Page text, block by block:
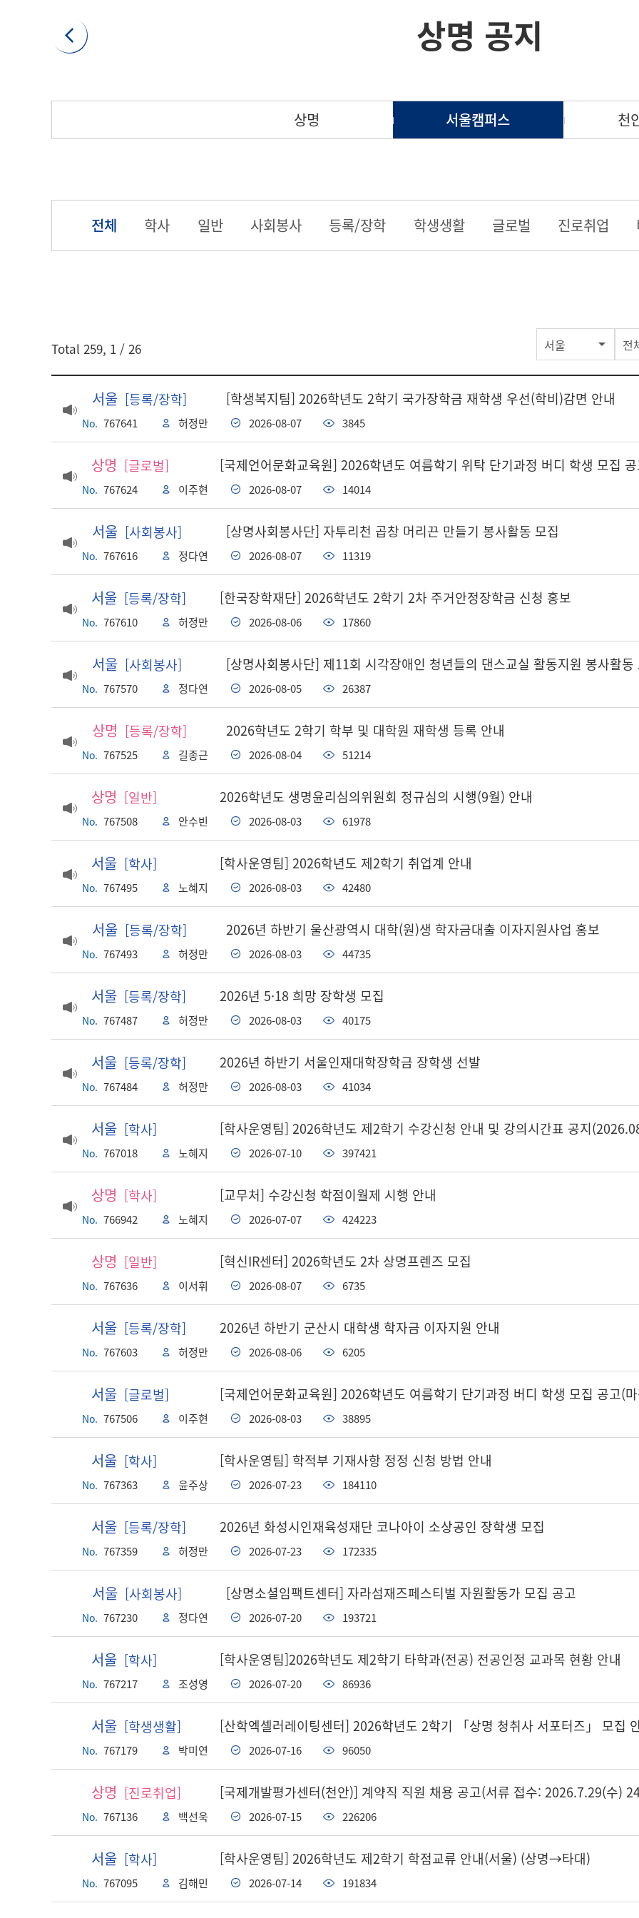
상명 공지
상명 서울캠퍼스 천
전체 학사 일반 사회봉사 등록/장학 학생생활 글로벌 진로취업
서울 전
Total 259, 1 / 26
서울 [등록/장학] [학생복지팀] 2026학년도 2학기 국가장학금 재학생 우선(학비)감면 안내
No. 767641 허정만 2026-08-07 3845
상명 [글로벌] [국제언어문화교육원] 2026학년도 여름학기 위탁 단기과정 버디 학생 모집
No. 767624 이주현 2026-08-07 14014
서울 [사회봉사] [상명사회봉사단] 자투리천 곱창 머리끈 만들기 봉사활동 모집
No. 767616 정다연 2026-08-07 11319
서울 [등록/장학] [한국장학재단] 2026학년도 2학기 2차 주거안정장학금 신청 홍보
No. 767610 허정만 2026-08-06 17860
서울 [사회봉사] [상명사회봉사단] 제11회 시각장애인 청년들의 댄스교실 활동지원 봉사활동
No. 767570 정다연 2026-08-05 26387
상명 [등록/장학] 2026학년도 2학기 학부 및 대학원 재학생 등록 안내
No. 767525 길종근 2026-08-04 51214
상명 [일반] 2026학년도 생명윤리심의위원회 정규심의 시행(9월) 안내
No. 767508 안수빈 2026-08-03 61978
서울 [학사] [학사운영팀] 2026학년도 제2학기 취업계 안내
No. 767495 노혜지 2026-08-03 42480
서울 [등록/장학] 2026년 하반기 울산광역시 대학(원)생 학자금대출 이자지원사업 홍보
No. 767493 허정만 2026-08-03 44735
서울 [등록/장학] 2026년 5·18 희망 장학생 모집
No. 767487 허정만 2026-08-03 40175
서울 [등록/장학] 2026년 하반기 서울인재대학장학금 장학생 선발
No. 767484 허정만 2026-08-03 41034
서울 [학사] [학사운영팀] 2026학년도 제2학기 수강신청 안내 및 강의시간표 공지
No. 767018 노혜지 2026-07-10 397421
상명 [학사] [교무처] 수강신청 학점이월제 시행 안내
No. 766942 노혜지 2026-07-07 424223
상명 [일반] [혁신IR센터] 2026학년도 2차 상명프렌즈 모집
No. 767636 이서휘 2026-08-07 6735
서울 [등록/장학] 2026년 하반기 군산시 대학생 학자금 이자지원 안내
No. 767603 허정만 2026-08-06 6205
서울 [글로벌] [국제언어문화교육원] 2026학년도 여름학기 단기과정 버디 학생 모집 공고(
No. 767506 이주현 2026-08-03 38895
서울 [학사] [학사운영팀] 학적부 기재사항 정정 신청 방법 안내
No. 767363 윤주상 2026-07-23 184110
서울 [등록/장학] 2026년 화성시인재육성재단 코나아이 소상공인 장학생 모집
No. 767359 허정만 2026-07-23 172335
서울 [사회봉사] [상명소셜임팩트센터] 자라섬재즈페스티벌 자원활동가 모집 공고
No. 767230 정다연 2026-07-20 193721
서울 [학사] [학사운영팀]2026학년도 제2학기 타학과(전공) 전공인정 교과목 현황 안내
No. 767217 조성영 2026-07-20 86936
서울 [학생생활] [산학엑셀러레이팅센터] 2026학년도 2학기 「상명 청취사 서포터즈」 모집
No. 767179 박미연 2026-07-16 96050
상명 [진로취업] [국제개발평가센터(천안)] 계약직 직원 채용 공고(서류 접수: 2026.7.29(수)
No. 767136 백선욱 2026-07-15 226206
서울 [학사] [학사운영팀] 2026학년도 제2학기 학점교류 안내(서울) (상명→타대)
No. 767095 김해민 2026-07-14 191834